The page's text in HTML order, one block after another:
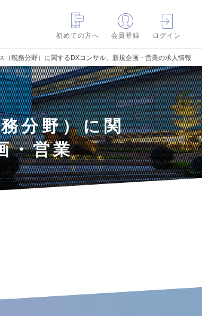
初めての方へ
会員登録 ログイン
（税務分野）に関するDXコンサル、新規企画・営業の求人情報
分野）に関
・営業